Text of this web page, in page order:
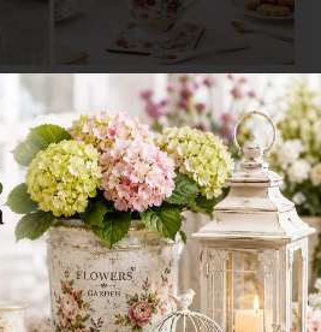
€
Hrnček s lyžičkou a podložkou,
kvetinový vzor, 330 ml
15,60 €